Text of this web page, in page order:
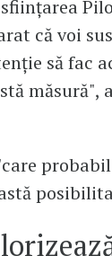
că voi
să fac
măsură",